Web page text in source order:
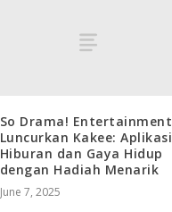
So Drama! Entertainment
Luncurkan Kakee: Aplikasi
Hiburan dan Gaya Hidup
dengan Hadiah Menarik
June 7, 2025